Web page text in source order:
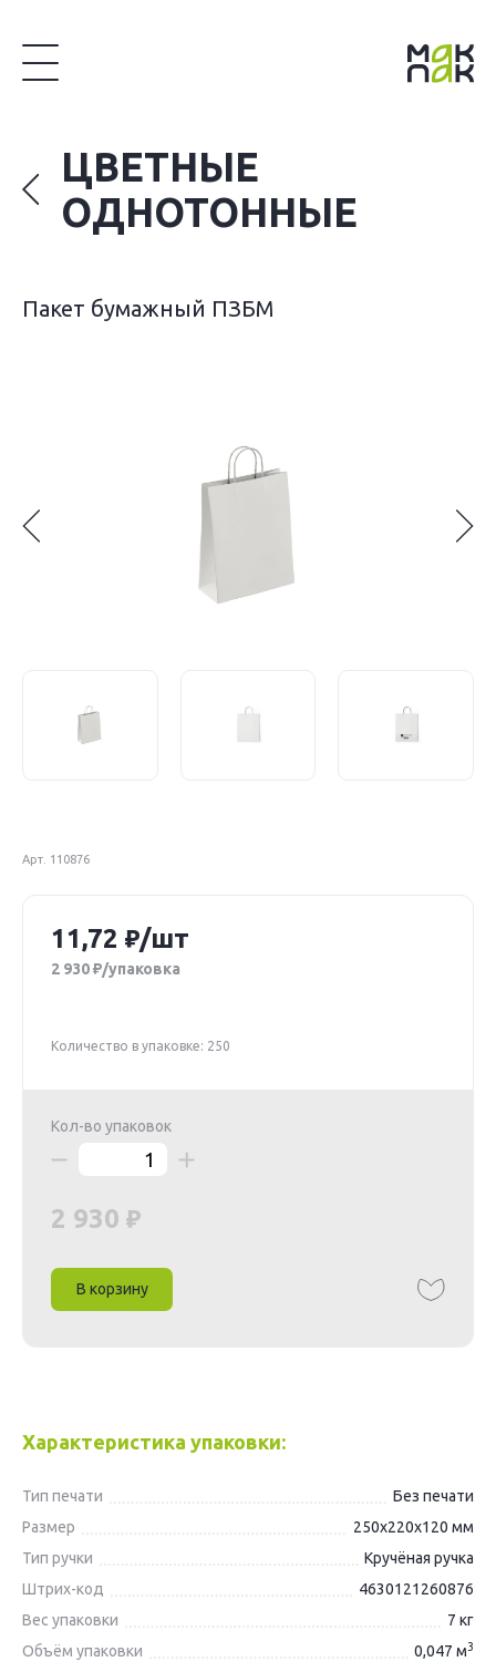
ЦВЕТНЫЕ
ОДНОТОННЫЕ
Пакет бумажный ПЗБМ
Арт. 110876
11,72 /шт
2 930 /упаковка
Количество в упаковке: 250
Кол-во упаковок
2 930
В корзину
Характеристика упаковки:
Тип печати
Без печати
Размер
250х220х120 мм
Тип ручки
Кручёная ручка
Штрих-код
4630121260876
Вес упаковки
7 кг
Объём упаковки
0,047 м3